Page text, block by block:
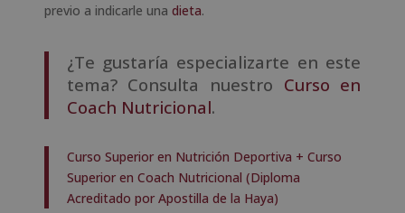
previo a indicarle una dieta.
¿Te gustaría especializarte en este
tema? Consulta nuestro Curso en
Coach Nutricional.
Curso Superior en Nutrición Deportiva + Curso
Superior en Coach Nutricional (Diploma
Acreditado por Apostilla de la Haya)